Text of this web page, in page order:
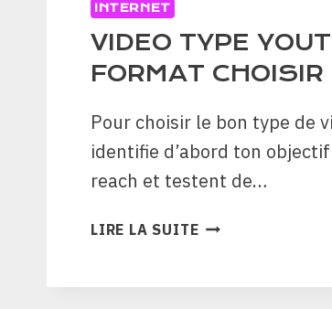
INTERNET
VIDEO TYPE
FORMAT
Pour choisir le bon type de
identifie d’abord ton
reach et testent de…
LIRE LA SUITEVIDEO
: